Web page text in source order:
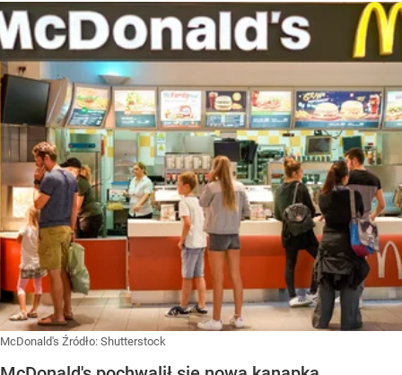
McDonald's Źródło: Shutterstock